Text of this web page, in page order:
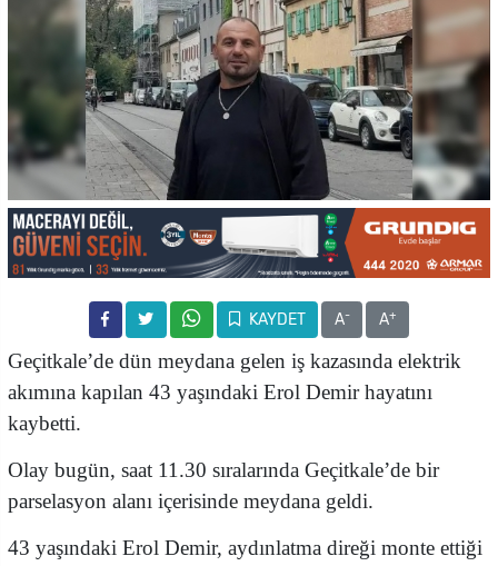
KAYDET A- A+
Geçitkale’de dün meydana gelen iş kazasında elektrik
akımına kapılan 43 yaşındaki Erol Demir hayatını
kaybetti.
Olay bugün, saat 11.30 sıralarında Geçitkale’de bir
parselasyon alanı içerisinde meydana geldi.
43 yaşındaki Erol Demir, aydınlatma direği monte ettiği